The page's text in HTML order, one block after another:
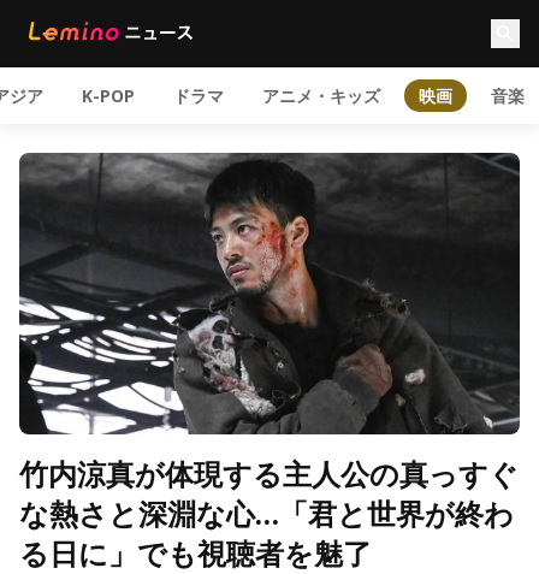
ジア K-POP ドラマ アニメ・キッズ 映画 音楽
竹内涼真が体現する主人公の真っすぐ
な熱さと深淵な心…「君と世界が終わ
る日に」でも視聴者を魅了